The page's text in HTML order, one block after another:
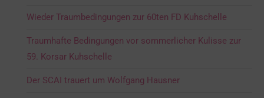
Wieder Traumbedingungen zur 60ten FD Kuhschelle
Traumhafte Bedingungen vor sommerlicher Kulisse zur
59. Korsar Kuhschelle
Der SCAI trauert um Wolfgang Hausner